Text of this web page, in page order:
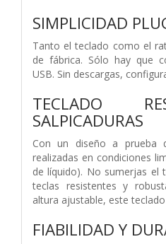
SIMPLICIDAD
Tanto el teclado como el
de fábrica. Sólo hay que
USB. Sin descargas,
TECLADO
SALPICADURAS
Con un diseño a prueba
realizadas en condiciones
de líquido). No sumerjas el
teclas resistentes y
altura ajustable, este
FIABILIDAD Y